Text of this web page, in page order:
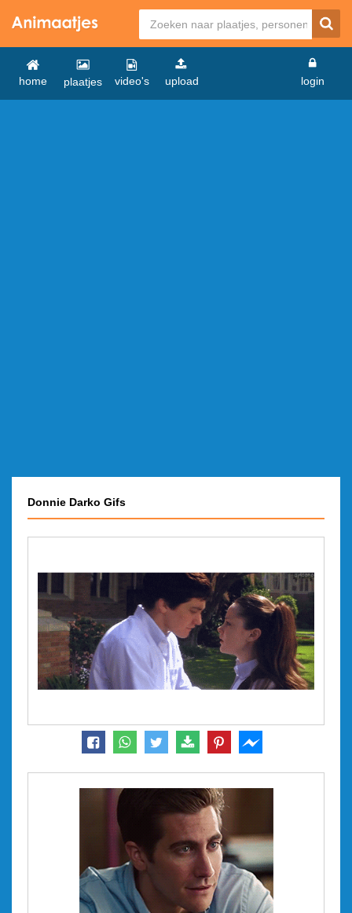
home plaatjes video's upload login
Donnie Darko Gifs